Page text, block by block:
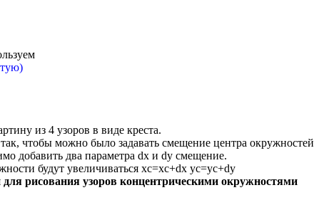
из 4 узоров в виде креста.
чтобы можно было задавать смещение центра окружностей
добавить два параметра dx и dy смещение.
будут увеличиваться xc=xc+dx yc=yc+dy
рисования узоров концентрическими окружностями